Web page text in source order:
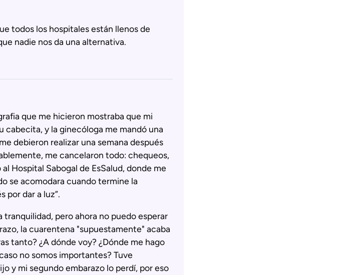
todos los hospitales están llenos de
nadie nos da una alternativa.
que me hicieron mostraba que mi
y la ginecóloga me mandó una
debieron realizar una semana después
me cancelaron todo: chequeos,
Hospital Sabogal de EsSalud, donde me
se acomodara cuando termine la
por dar a luz”.
pero ahora no puedo esperar
la cuarentena "supuestamente" acaba
tanto? ¿A dónde voy? ¿Dónde me hago
no somos importantes? Tuve
y mi segundo embarazo lo perdí, por eso